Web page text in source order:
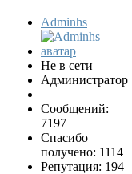
Adminhs
Не в сети
Администратор
Сообщений:
7197
Спасибо
получено: 1114
Репутация: 194